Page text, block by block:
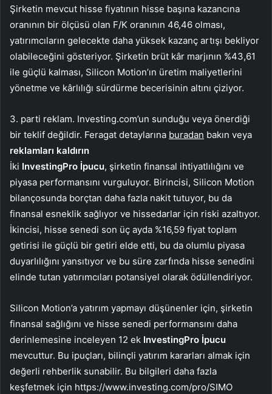
Şirketin mevcut hisse fiyatının hisse başına kazancına
oranının bir ölçüsü olan F/K oranının 46,46 olması,
yatırımcıların gelecekte daha yüksek kazanç artışı bekliyor
olabileceğini gösteriyor. Şirketin brüt kâr marjının %43,61
ile güçlü kalması, Silicon Motion’ın üretim maliyetlerini
yönetme ve kârlılığı sürdürme becerisinin altını çiziyor.
3. parti reklam. Investing.com’un sunduğu veya önerdiği
bir teklif değildir. Feragat detaylarına buradan bakın veya
reklamları kaldırın
İki InvestingPro İpucu, şirketin finansal ihtiyatlılığını ve
piyasa performansını vurguluyor. Birincisi, Silicon Motion
bilançosunda borçtan daha fazla nakit tutuyor, bu da
finansal esneklik sağlıyor ve hissedarlar için riski azaltıyor.
İkincisi, hisse senedi son üç ayda %16,59 fiyat toplam
getirisi ile güçlü bir getiri elde etti, bu da olumlu piyasa
duyarlılığını yansıtıyor ve bu süre zarfında hisse senedini
elinde tutan yatırımcıları potansiyel olarak ödüllendiriyor.
Silicon Motion’a yatırım yapmayı düşünenler için, şirketin
finansal sağlığını ve hisse senedi performansını daha
derinlemesine inceleyen 12 ek InvestingPro İpucu
mevcuttur. Bu ipuçları, bilinçli yatırım kararları almak için
değerli rehberlik sunabilir. Bu bilgileri daha fazla
keşfetmek için https://www.investing.com/pro/SIMO